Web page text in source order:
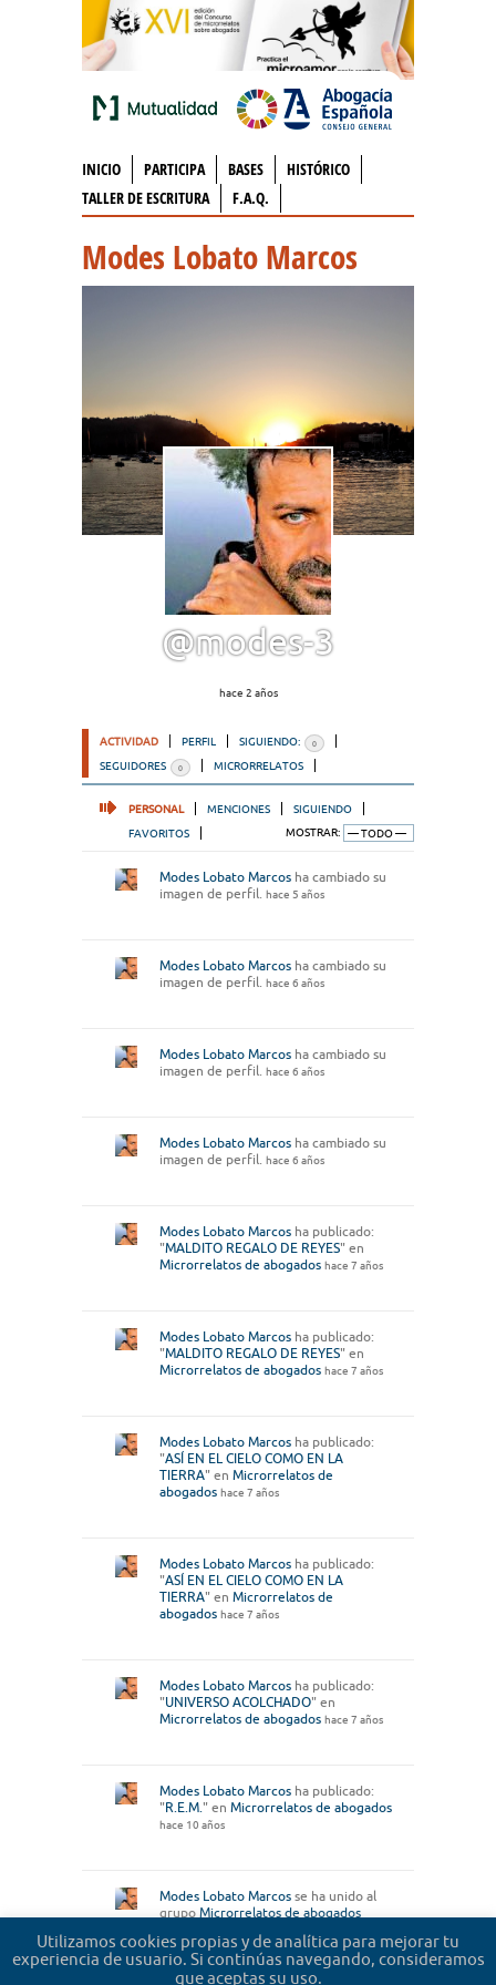
INICIO PARTICIPA BASES
HISTÓRICO
TALLER DE ESCRITURA
F.A.Q.
Modes Lobato Marcos
@modes-3
hace 2 años
ACTIVIDAD PERFIL SIGUIENDO: 0
SEGUIDORES 0 MICRORRELATOS
PERSONAL MENCIONES
SIGUIENDO
FAVORITOS
MOSTRAR:
Modes Lobato Marcos ha cambiado su
imagen de perfil. hace 5 años
Modes Lobato Marcos ha cambiado su
imagen de perfil. hace 6 años
Modes Lobato Marcos ha cambiado su
imagen de perfil. hace 6 años
Modes Lobato Marcos ha cambiado su
imagen de perfil. hace 6 años
Modes Lobato Marcos ha publicado:
"MALDITO REGALO DE REYES" en
Microrrelatos de abogados hace 7 años
Modes Lobato Marcos ha publicado:
"MALDITO REGALO DE REYES" en
Microrrelatos de abogados hace 7 años
Modes Lobato Marcos ha publicado:
"ASÍ EN EL CIELO COMO EN LA
TIERRA" en Microrrelatos de
abogados hace 7 años
Modes Lobato Marcos ha publicado:
"ASÍ EN EL CIELO COMO EN LA
TIERRA" en Microrrelatos de
abogados hace 7 años
Modes Lobato Marcos ha publicado:
"UNIVERSO ACOLCHADO" en
Microrrelatos de abogados hace 7 años
Modes Lobato Marcos ha publicado:
"R.E.M. " en Microrrelatos de abogados
hace 10 años
Modes Lobato Marcos se ha unido al
grupo Microrrelatos de abogados
Utilizamos cookies propias y de analítica para mejorar tu
experiencia de usuario. Si continúas navegando, consideramos
que aceptas su uso.